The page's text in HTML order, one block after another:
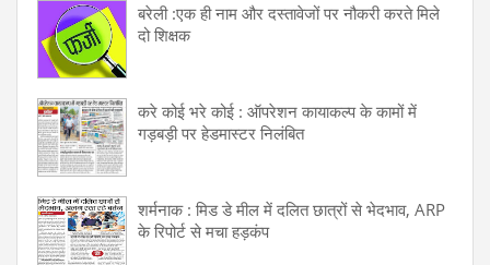
बरेली :एक ही नाम और दस्तावेजों पर नौकरी करते मिले
दो शिक्षक
करे कोई भरे कोई : ऑपरेशन कायाकल्प के कामों में
गड़बड़ी पर हेडमास्टर निलंबित
शर्मनाक : मिड डे मील में दलित छात्रों से भेदभाव, ARP
के रिपोर्ट से मचा हड़कंप